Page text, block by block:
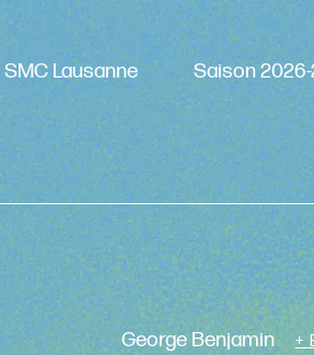
SMC Lausanne Saison
George Benjamin +